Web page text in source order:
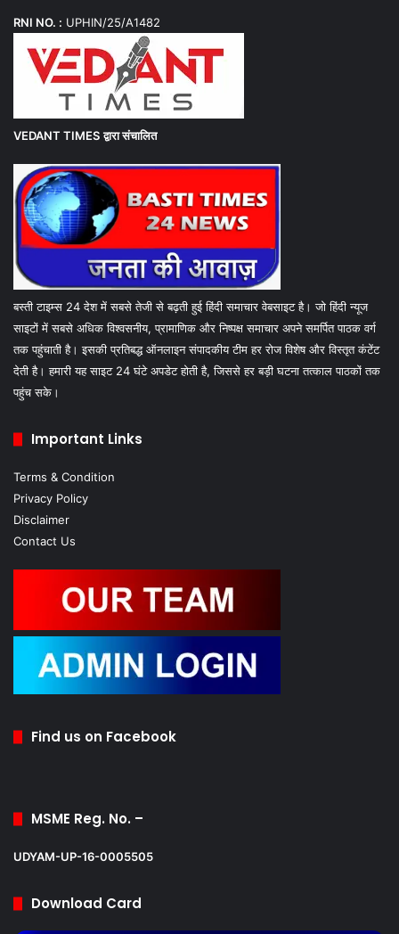
RNI NO. : UPHIN/25/A1482
VEDANT TIMES द्वारा संचालित
बस्ती टाइम्स 24 देश में सबसे तेजी से बढ़ती हुई हिंदी समाचार वेबसाइट है। जो हिंदी न्यूज
साइटों में सबसे अधिक विश्वसनीय, प्रामाणिक और निष्पक्ष समाचार अपने समर्पित पाठक वर्ग
तक पहुंचाती है। इसकी प्रतिबद्ध ऑनलाइन संपादकीय टीम हर रोज विशेष और विस्तृत कंटेंट
देती है। हमारी यह साइट 24 घंटे अपडेट होती है, जिससे हर बड़ी घटना तत्काल पाठकों तक
पहुंच सके।
Important Links
Terms & Condition
Privacy Policy
Disclaimer
Contact Us
Find us on Facebook
MSME Reg. No. –
UDYAM-UP-16-0005505
Download Card